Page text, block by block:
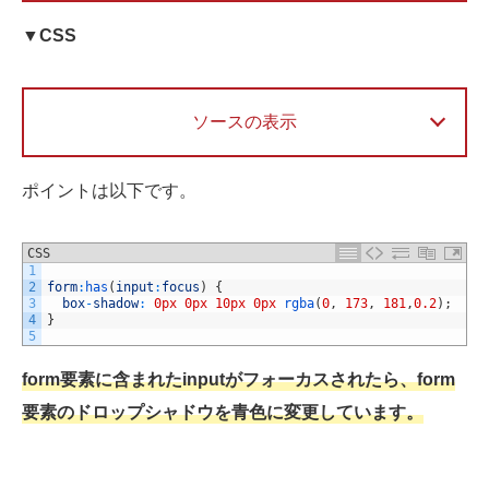
▼CSS
ソースの表示
ポイントは以下です。
CSS
1
2
3
4
5
form: has ( input : focus )
{
box-shadow: 0px 0px 10px 0px rgba(0, 173, 181,0.2) ;
}
form要素に含まれたinputがフォーカスされたら、form
要素のドロップシャドウを青色に変更しています。